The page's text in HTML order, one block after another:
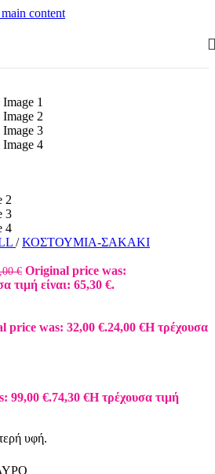
content
/ ΚΟΣΤΟΥΜΙΑ-ΣΑΚΑΚΙ
€ Original price was:
τιμή είναι: 65,30 €.
price was: 32,00 €.24,00 €Η τρέχουσα
99,00 €.74,30 €Η τρέχουσα τιμή
υφή.